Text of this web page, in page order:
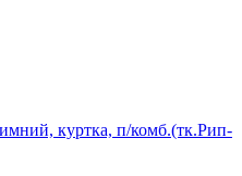
куртка, п/комб.(тк.Рип-